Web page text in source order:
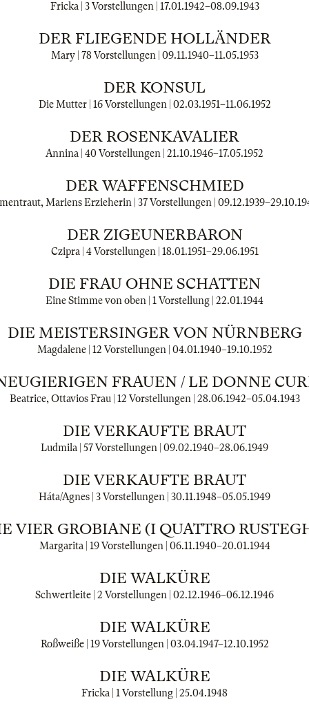
Fricka | 3 Vorstellungen | 17.01.1942–08.09.1943
DER FLIEGENDE HOLLÄNDER
Mary | 78 Vorstellungen | 09.11.1940–11.05.1953
DER KONSUL
Die Mutter | 16 Vorstellungen | 02.03.1951–11.06.1952
DER ROSENKAVALIER
Annina | 40 Vorstellungen | 21.10.1946–17.05.1952
DER WAFFENSCHMIED
Mariens Erzieherin | 37 Vorstellungen | 09.12.1939–
DER ZIGEUNERBARON
Czipra | 4 Vorstellungen | 18.01.1951–29.06.1951
DIE FRAU OHNE SCHATTEN
Eine Stimme von oben | 1 Vorstellung | 22.01.1944
DIE MEISTERSINGER VON NÜRNBERG
Magdalene | 12 Vorstellungen | 04.01.1940–19.10.1952
FRAUEN / LE DONNE
Beatrice, Ottavios Frau | 12 Vorstellungen | 28.06.1942–05.04.1943
DIE VERKAUFTE BRAUT
Ludmila | 57 Vorstellungen | 09.02.1940–28.06.1949
DIE VERKAUFTE BRAUT
Háta/Agnes | 3 Vorstellungen | 30.11.1948–05.05.1949
VIER GROBIANE (I QUATTRO
Margarita | 19 Vorstellungen | 06.11.1940–20.01.1944
DIE WALKÜRE
Schwertleite | 2 Vorstellungen | 02.12.1946–06.12.1946
DIE WALKÜRE
Roßweiße | 19 Vorstellungen | 03.04.1947–12.10.1952
DIE WALKÜRE
Fricka | 1 Vorstellung | 25.04.1948